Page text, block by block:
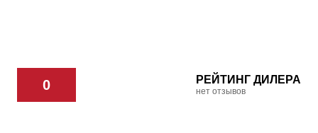
0 РЕЙТИНГ ДИЛЕРА
нет отзывов